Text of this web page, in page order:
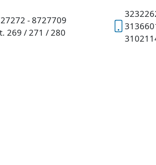
- 8727709
269 / 271 / 280